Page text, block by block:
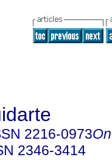
2216-0973
2346-3414